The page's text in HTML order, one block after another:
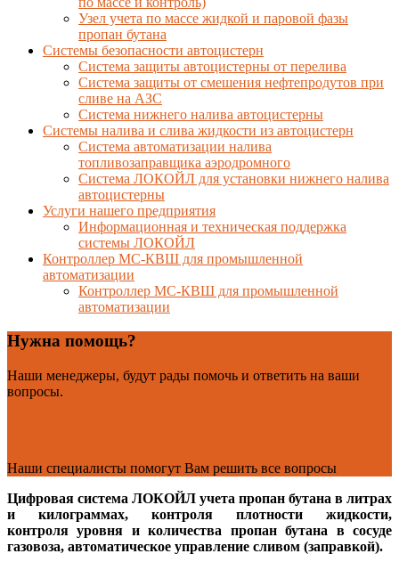
Узел учета по массе жидкой и паровой фазы
пропан бутана
Системы безопасности автоцистерн
Система защиты автоцистерны от перелива
Система защиты от смешения нефтепродутов при
сливе на АЗС
Система нижнего налива автоцистерны
Системы налива и слива жидкости из автоцистерн
Система автоматизации налива
топливозаправщика аэродромного
Система ЛОКОЙЛ для установки нижнего налива
автоцистерны
Услуги нашего предприятия
Информационная и техническая поддержка
системы ЛОКОЙЛ
Контроллер МС-КВШ для промышленной
автоматизации
Контроллер МС-КВШ для промышленной
автоматизации
Нужна помощь?
Наши менеджеры, будут рады помочь и ответить на ваши
вопросы.
Наши специалисты помогут Вам решить все вопросы
Цифровая система ЛОКОЙЛ учета пропан бутана в литрах
и килограммах, контроля плотности жидкости,
контроля уровня и количества пропан бутана в сосуде
газовоза, автоматическое управление сливом (заправкой).